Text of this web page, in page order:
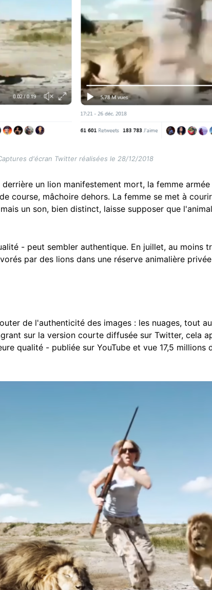
d'écran Twitter réalisées le 28/12/2018
un lion manifestement mort, la femme
course, mâchoire dehors. La femme se met à
un son, bien distinct, laisse supposer que
- peut sembler authentique. En juillet, au moins
par des lions dans une réserve animalière
de l'authenticité des images : les nuages, tout
sur la version courte diffusée sur Twitter, cela
qualité - publiée sur YouTube et vue 17,5 millions